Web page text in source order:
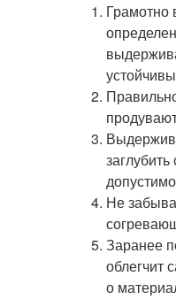
Грамотно
Не
Заранее
облегчит
о